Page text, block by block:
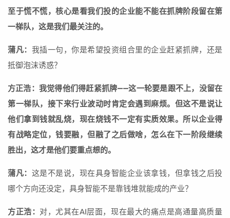
至于慌不慌，核心是看我们投的企业能不能在抓牌阶段留在第
一梯队，这是我们最关注的。
蒲凡： 我插一句，你是希望投资组合里的企业赶紧抓牌，还是
抵御泡沫诱惑？
方正浩：我觉得他们得赶紧抓牌——这一轮要是跟不上，没留在
第一梯队，接下来行业波动时肯定会遇到麻烦。但这不是说让
他们拿到钱就乱烧，现在烧钱不一定有实质效果。所以企业得
有战略定位，钱要融，但融了之后做啥，怎么在下一阶段继续
胜出，这才是他们要重点想的。
蒲凡： 这是不是说，现在具身智能企业该拿钱，但拿钱之后投
哪个方向还没定，具身智能不是靠钱堆就能成的产业？
方正浩： 对，尤其在AI层面，现在最大的痛点是高通量高质量